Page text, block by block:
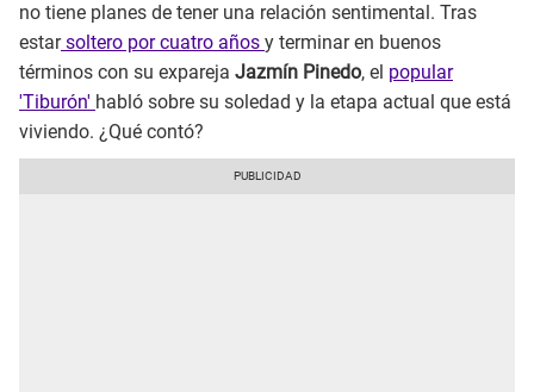
no tiene planes de tener una relación sentimental. Tras
estarsoltero por cuatro años y terminar en buenos
términos con su expareja Jazmín Pinedo, el popular
'Tiburón' habló sobre su soledad y la etapa actual que está
viviendo. ¿Qué contó?